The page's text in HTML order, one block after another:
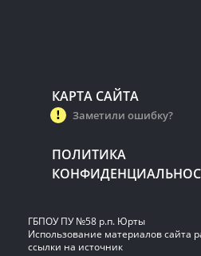
КАРТА САЙТА
Заметили ошибку?
ПОЛИТИКА
ГБПОУ ПУ №58 р.п. Юрты
Использование материалов сайта
ссылки на источник